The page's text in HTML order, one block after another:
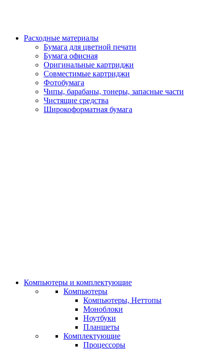
Расходные материалы
Бумага для цветной печати
Бумага офисная
Оригинальные картриджи
Совместимые картриджи
Фотобумага
Чипы, барабаны, тонеры, запасные части
Чистящие средства
Широкоформатная бумага
Компьютеры и комплектующие
Компьютеры
Компьютеры, Неттопы
Моноблоки
Ноутбуки
Планшеты
Комплектующие
Процессоры